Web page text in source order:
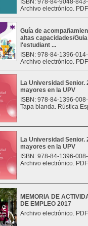
ISBN: 978-84-9048-
Archivo electrónico.
Guía de
altas capacidades/
l'estudiant ...
ISBN: 978-84-1396-
Archivo electrónico.
La Universidad
mayores en la UPV
ISBN: 978-84-1396-
Tapa blanda. Rústica
La Universidad
mayores en la UPV
ISBN: 978-84-1396-
Archivo electrónico.
MEMORIA DE
DE EMPLEO 2017
Archivo electrónico.